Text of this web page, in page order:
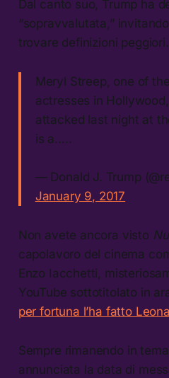
Dal canto suo, Trump ha
“sopravvalutata,”
trovare definizioni peggiori.
Meryl Streep, one of
actresses in
attacked last night at
is a…..
— Donald J. Trump
January 9, 2017
Non avete ancora visto
capolavoro del cinema
Enzo Iacchetti,
YouTube sottotitolato in
per fortuna l’ha fatto
Sempre rimanendo in
annunciata la data di